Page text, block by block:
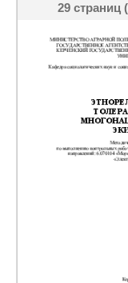
29 страниц